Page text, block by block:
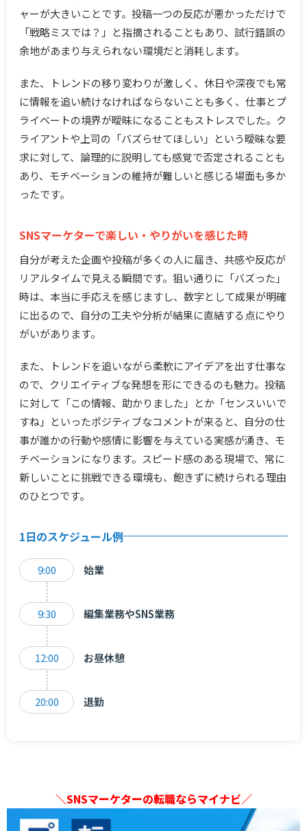
ャーが大きいことです。投稿一つの反応が悪かっただけで
「戦略ミスでは？」と指摘されることもあり、試行錯誤の
余地があまり与えられない環境だと消耗します。
また、トレンドの移り変わりが激しく、休日や深夜でも常
に情報を追い続けなければならないことも多く、仕事とプ
ライベートの境界が曖昧になることもストレスでした。ク
ライアントや上司の「バズらせてほしい」という曖昧な要
求に対して、論理的に説明しても感覚で否定されることも
あり、モチベーションの維持が難しいと感じる場面も多か
ったです。
SNSマーケターで楽しい・やりがいを感じた時
自分が考えた企画や投稿が多くの人に届き、共感や反応が
リアルタイムで見える瞬間です。狙い通りに「バズった」
時は、本当に手応えを感じますし、数字として成果が明確
に出るので、自分の工夫や分析が結果に直結する点にやり
がいがあります。
また、トレンドを追いながら柔軟にアイデアを出す仕事な
ので、クリエイティブな発想を形にできるのも魅力。投稿
に対して「この情報、助かりました」とか「センスいいで
すね」といったポジティブなコメントが来ると、自分の仕
事が誰かの行動や感情に影響を与えている実感が湧き、モ
チベーションになります。スピード感のある現場で、常に
新しいことに挑戦できる環境も、飽きずに続けられる理由
のひとつです。
1日のスケジュール例
9:00 始業
9:30 編集業務やSNS業務
12:00 お昼休憩
20:00 退勤
＼SNSマーケターの転職ならマイナビ／